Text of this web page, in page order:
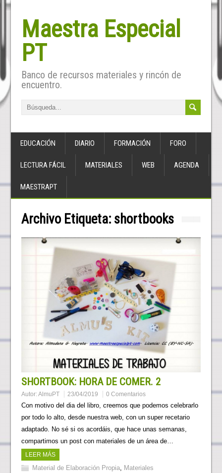
Maestra Especial
PT
Banco de recursos materiales y rincón de
encuentro.
EDUCACIÓN DIARIO FORMACIÓN FORO
LECTURA FÁCIL MATERIALES WEB AGENDA
MAESTRAPT
Archivo Etiqueta: shortbooks
SHORTBOOK: HORA DE COMER. 2
Autor:AlmuPT 23/04/2019 0 Comentarios
Con motivo del dia del libro, creemos que podemos celebrarlo
por todo lo alto, desde nuestra web, con un super recetario
adaptado. No sé si os acordáis, que hace unas semanas,
compartimos un post con materiales de un área de…
LEER MÁS
Material de Elaboración Propia, Materiales